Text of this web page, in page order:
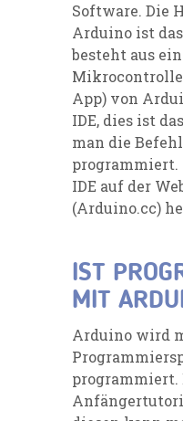
Software. Die
Arduino ist
besteht aus
App) von
IDE, dies ist
man die
IDE auf der
(Arduino.cc)
IST
MIT
Arduino wird
programmiert.